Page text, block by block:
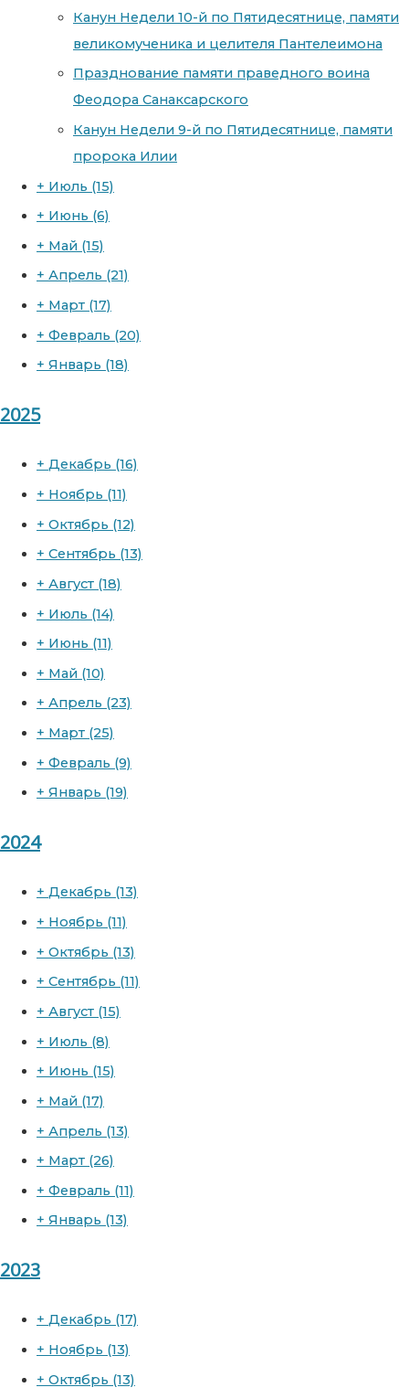
Канун Недели 10-й по Пятидесятнице, памяти
великомученика и целителя Пантелеимона
Празднование памяти праведного воина
Феодора Санаксарского
Канун Недели 9-й по Пятидесятнице, памяти
пророка Илии
+ Июль (15)
+ Июнь (6)
+ Май (15)
+ Апрель (21)
+ Март (17)
+ Февраль (20)
+ Январь (18)
2025
+ Декабрь (16)
+ Ноябрь (11)
+ Октябрь (12)
+ Сентябрь (13)
+ Август (18)
+ Июль (14)
+ Июнь (11)
+ Май (10)
+ Апрель (23)
+ Март (25)
+ Февраль (9)
+ Январь (19)
2024
+ Декабрь (13)
+ Ноябрь (11)
+ Октябрь (13)
+ Сентябрь (11)
+ Август (15)
+ Июль (8)
+ Июнь (15)
+ Май (17)
+ Апрель (13)
+ Март (26)
+ Февраль (11)
+ Январь (13)
2023
+ Декабрь (17)
+ Ноябрь (13)
+ Октябрь (13)